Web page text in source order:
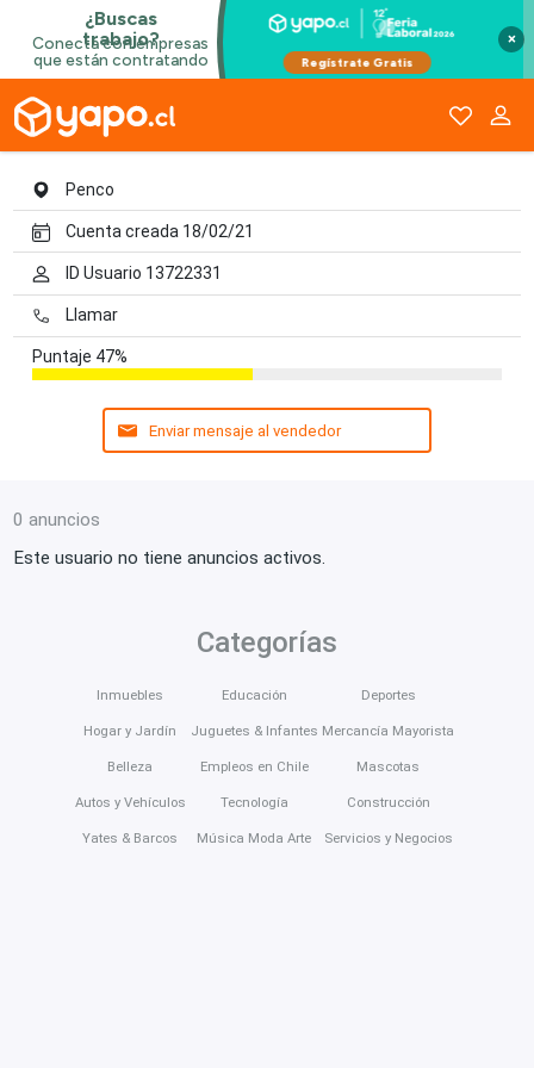
×
Marcela Aguayo Arenas
Penco
Cuenta creada 18/02/21
ID Usuario 13722331
Llamar
Puntaje 47%
Enviar mensaje al vendedor
0 anuncios
Este usuario no tiene anuncios activos.
Categorías
Inmuebles
Hogar y Jardín
Belleza
Autos y Vehículos
Yates & Barcos
Educación
Juguetes & Infantes
Empleos en Chile
Tecnología
Música Moda Arte
Deportes
Mercancía Mayorista
Mascotas
Construcción
Servicios y Negocios